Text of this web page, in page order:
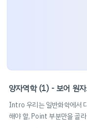
양자역학 (1) - 보어 원
Intro 우리는 일반화학에서
해야 할, Point 부분만을 골